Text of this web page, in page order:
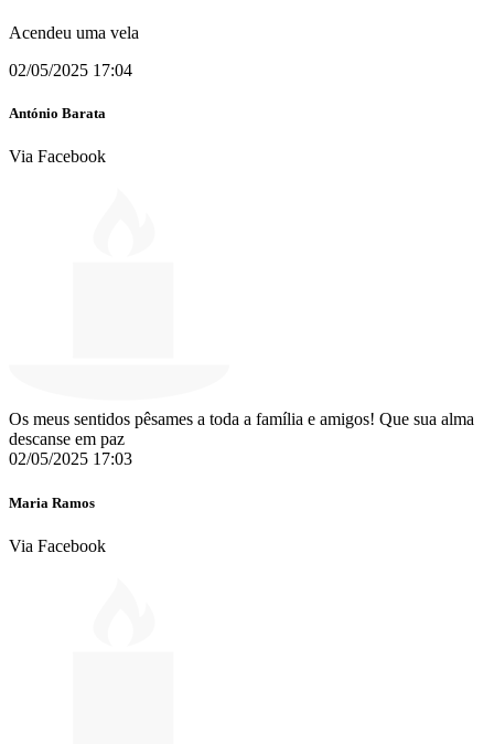
Acendeu uma vela
02/05/2025 17:04
António Barata
Via Facebook
Os meus sentidos pêsames a toda a família e amigos! Que sua alma
descanse em paz
02/05/2025 17:03
Maria Ramos
Via Facebook